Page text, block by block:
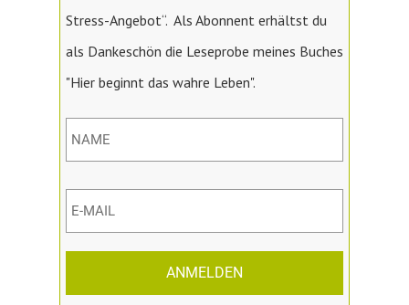
Stress-Angebot“. Als Abonnent erhältst du
als Dankeschön die Leseprobe meines Buches
"Hier beginnt das wahre Leben".
ANMELDEN